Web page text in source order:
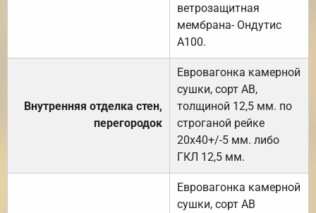
ветрозащитная
мембрана- Ондутис
А100.
Внутренняя отделка стен,
перегородок
Евровагонка камерной
сушки, сорт АВ,
толщиной 12,5 мм. по
строганой рейке
20х40+/-5 мм. либо
ГКЛ 12,5 мм.
Евровагонка камерной
сушки, сорт АВ